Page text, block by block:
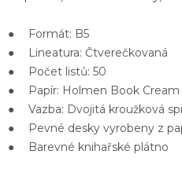
● Formát: B5
● Lineatura: Čtverečkovaná
● Počet listů: 50
● Papír: Holmen Book
● Vazba: Dvojitá kroužková
● Pevné desky vyrobeny z
● Barevné knihařské plátno